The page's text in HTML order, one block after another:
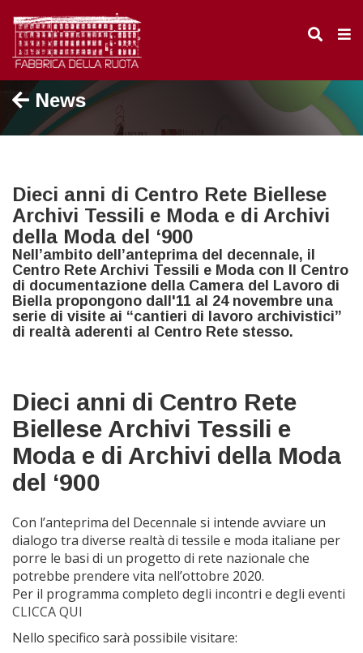
News
Dieci anni di Centro Rete Biellese
Archivi Tessili e Moda e di Archivi
della Moda del ‘900
Nell’ambito dell’anteprima del decennale, il
Centro Rete Archivi Tessili e Moda con Il Centro
di documentazione della Camera del Lavoro di
Biella propongono dall'11 al 24 novembre una
serie di visite ai “cantieri di lavoro archivistici”
di realtà aderenti al Centro Rete stesso.
Dieci anni di Centro Rete
Biellese Archivi Tessili e
Moda e di Archivi della Moda
del ‘900
Con l’anteprima del Decennale si intende avviare un
dialogo tra diverse realtà di tessile e moda italiane per
porre le basi di un progetto di rete nazionale che
potrebbe prendere vita nell’ottobre 2020.
Per il programma completo degli incontri e degli eventi
CLICCA QUI
Nello specifico sarà possibile visitare: